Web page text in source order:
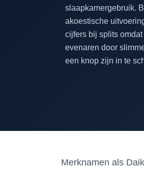
slaapkamergebruik.
akoestische
cijfers bij splits
evenaren door
een knop zijn in te
Merknamen als